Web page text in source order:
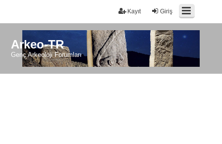
Giriş
Kayıt
Arkeo-TR
Genç Arkeoloji Forumları